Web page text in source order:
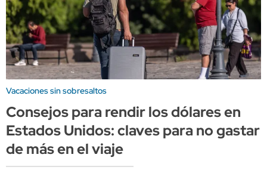
Vacaciones sin sobresaltos
Consejos para rendir los dólares en
Estados Unidos: claves para no gastar
de más en el viaje